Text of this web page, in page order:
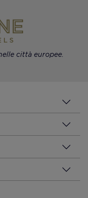
città europee.